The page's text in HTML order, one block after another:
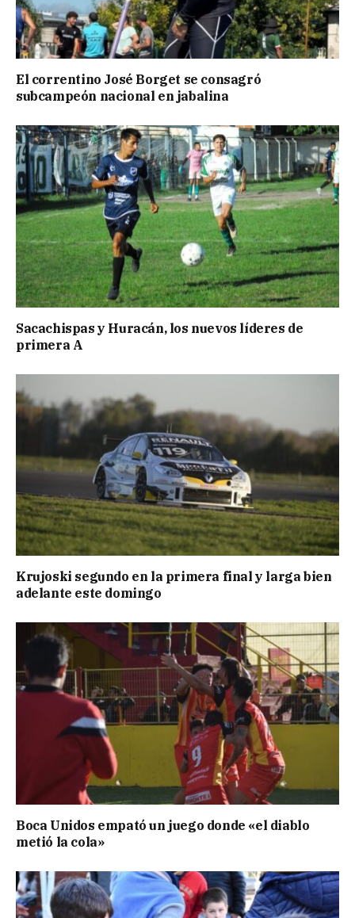
El correntino José Borget se consagró
subcampeón nacional en jabalina
Sacachispas y Huracán, los nuevos líderes de
primera A
Krujoski segundo en la primera final y larga bien
adelante este domingo
Boca Unidos empató un juego donde «el diablo
metió la cola»